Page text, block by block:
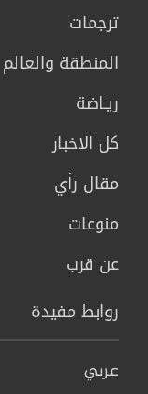
ترجمات
المنطقة والعالم
ريـاضة
كل الاخبار
مقال رأي
منوعات
عن قرب
روابط مفيدة
عربي